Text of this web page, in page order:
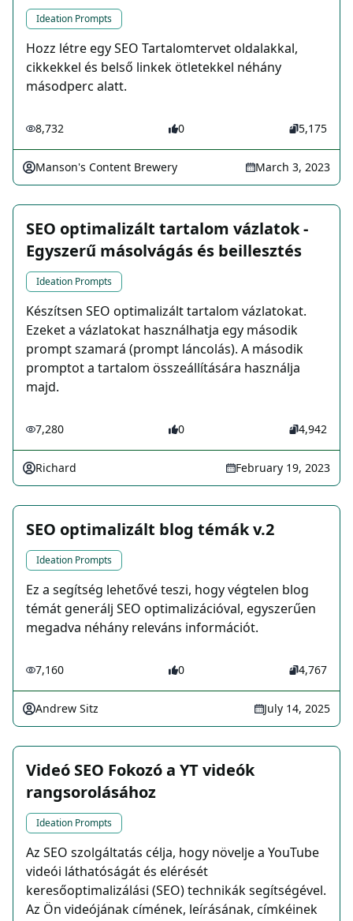
Ideation Prompts
Hozz létre egy SEO Tartalomtervet oldalakkal,
cikkekkel és belső linkek ötletekkel néhány
másodperc alatt.
8,732 0 5,175
Manson's Content Brewery March 3, 2023
SEO optimalizált tartalom vázlatok -
Egyszerű másolvágás és beillesztés
Ideation Prompts
Készítsen SEO optimalizált tartalom vázlatokat.
Ezeket a vázlatokat használhatja egy második
prompt szamará (prompt láncolás). A második
promptot a tartalom összeállítására használja
majd.
7,280 0 4,942
Richard February 19, 2023
SEO optimalizált blog témák v.2
Ideation Prompts
Ez a segítség lehetővé teszi, hogy végtelen blog
témát generálj SEO optimalizációval, egyszerűen
megadva néhány releváns információt.
7,160 0 4,767
Andrew Sitz July 14, 2025
Videó SEO Fokozó a YT videók
rangsorolásához
Ideation Prompts
Az SEO szolgáltatás célja, hogy növelje a YouTube
videói láthatóságát és elérését
keresőoptimalizálási (SEO) technikák segítségével.
Az Ön videójának címének, leírásának, címkéinek